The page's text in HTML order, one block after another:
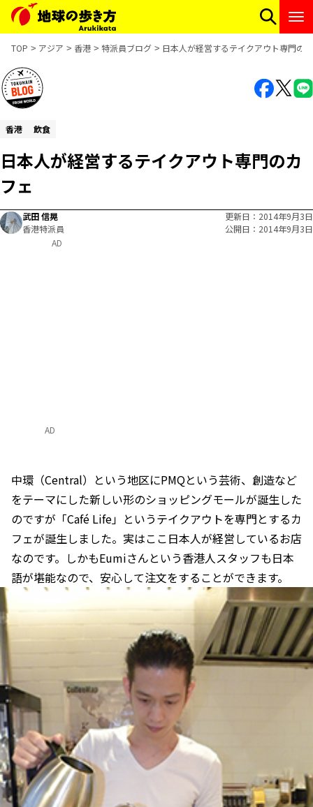
TOP アジア 香港 特派員ブログ 日本人が経営するテイクアウト専門の
香港 飲食
日本人が経営するテイクアウト専門のカ
フェ
武田 信晃
香港特派員
更新日
2014年9月3日
公開日
2014年9月3日
AD
中環（Central）という地区にPMQという芸術、創造など
をテーマにした新しい形のショッピングモールが誕生した
のですが「Café Life」というテイクアウトを専門とするカ
フェが誕生しました。実はここ日本人が経営しているお店
なのです。しかもEumiさんという香港人スタッフも日本
語が堪能なので、安心して注文をすることができます。
AD